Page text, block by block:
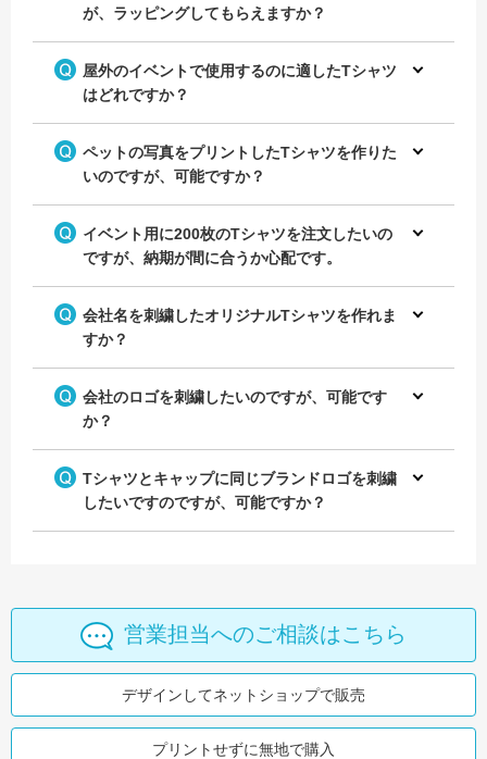
が、ラッピングしてもらえますか？
屋外のイベントで使用するのに適したTシャツ
はどれですか？
ペットの写真をプリントしたTシャツを作りた
いのですが、可能ですか？
イベント用に200枚のTシャツを注文したいの
ですが、納期が間に合うか心配です。
会社名を刺繍したオリジナルTシャツを作れま
すか？
会社のロゴを刺繍したいのですが、可能です
か？
Tシャツとキャップに同じブランドロゴを刺繍
したいですのですが、可能ですか？
営業担当へのご相談はこちら
デザインしてネットショップで販売
プリントせずに無地で購入